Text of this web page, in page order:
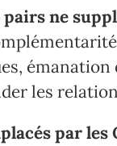
ne
émanation
les
par les